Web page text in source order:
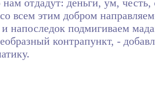
нам отдадут: деньги, ум,
всем этим добром
напоследок подмигиваем
контрапункт, -